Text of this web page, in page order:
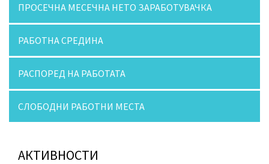
ПРОСЕЧНА МЕСЕЧНА НЕТО ЗАРАБОТУВАЧКА
РАБОТНА СРЕДИНА
РАСПОРЕД НА РАБОТАТА
СЛОБОДНИ РАБОТНИ МЕСТА
АКТИВНОСТИ